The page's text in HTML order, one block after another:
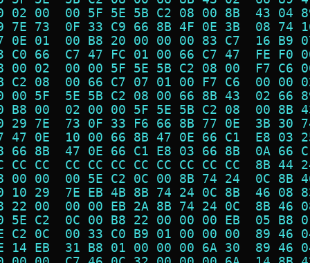
02 00  00 5F 5E 5B C2 08 00 8B  43
7E 73  0F 33 C9 66 8B 4F 0E 3B  08
0E 01  00 B8 20 00 00 00 83 C7  16
C0 66  C7 47 FC 01 00 66 C7 47  FE
00 02  00 00 5F 5E 5B C2 08 00  F7
C2 08  00 66 C7 07 01 00 F7 C6  00
00 5F  5E 5B C2 08 00 66 8B 43  02
B8 00  02 00 00 5F 5E 5B C2 08  00
29 7E  73 0F 33 F6 66 8B 77 0E  3B
47 0E  10 00 66 8B 47 0E 66 C1  E8
66 8B  47 0E 66 C1 E8 03 66 8B  0A
CC CC  CC CC CC CC CC CC CC CC  8B
00 00  00 5E C2 0C 00 8B 74 24  0C
10 29  7E EB 4B 8B 74 24 0C 8B  46
22 00  00 00 EB 2A 8B 74 24 0C  8B
5E C2  0C 00 B8 22 00 00 00 EB  05
C2 0C  00 33 C0 B9 01 00 00 00  89
14 EB  31 B8 01 00 00 00 6A 30  89